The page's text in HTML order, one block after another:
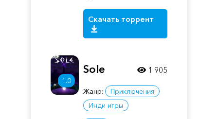
Скачать торрент
1.0
Sole
Жанр:
Приключения
Инди игры
1 905